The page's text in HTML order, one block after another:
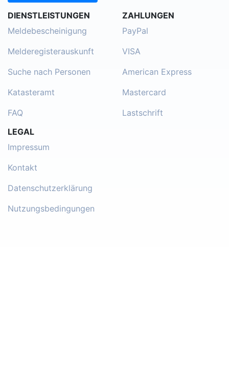
DIENSTLEISTUNGEN
Meldebescheinigung
Melderegisterauskunft
Suche nach Personen
Katasteramt
FAQ
ZAHLUNGEN
PayPal
VISA
American Express
Mastercard
Lastschrift
LEGAL
Impressum
Kontakt
Datenschutzerklärung
Nutzungsbedingungen